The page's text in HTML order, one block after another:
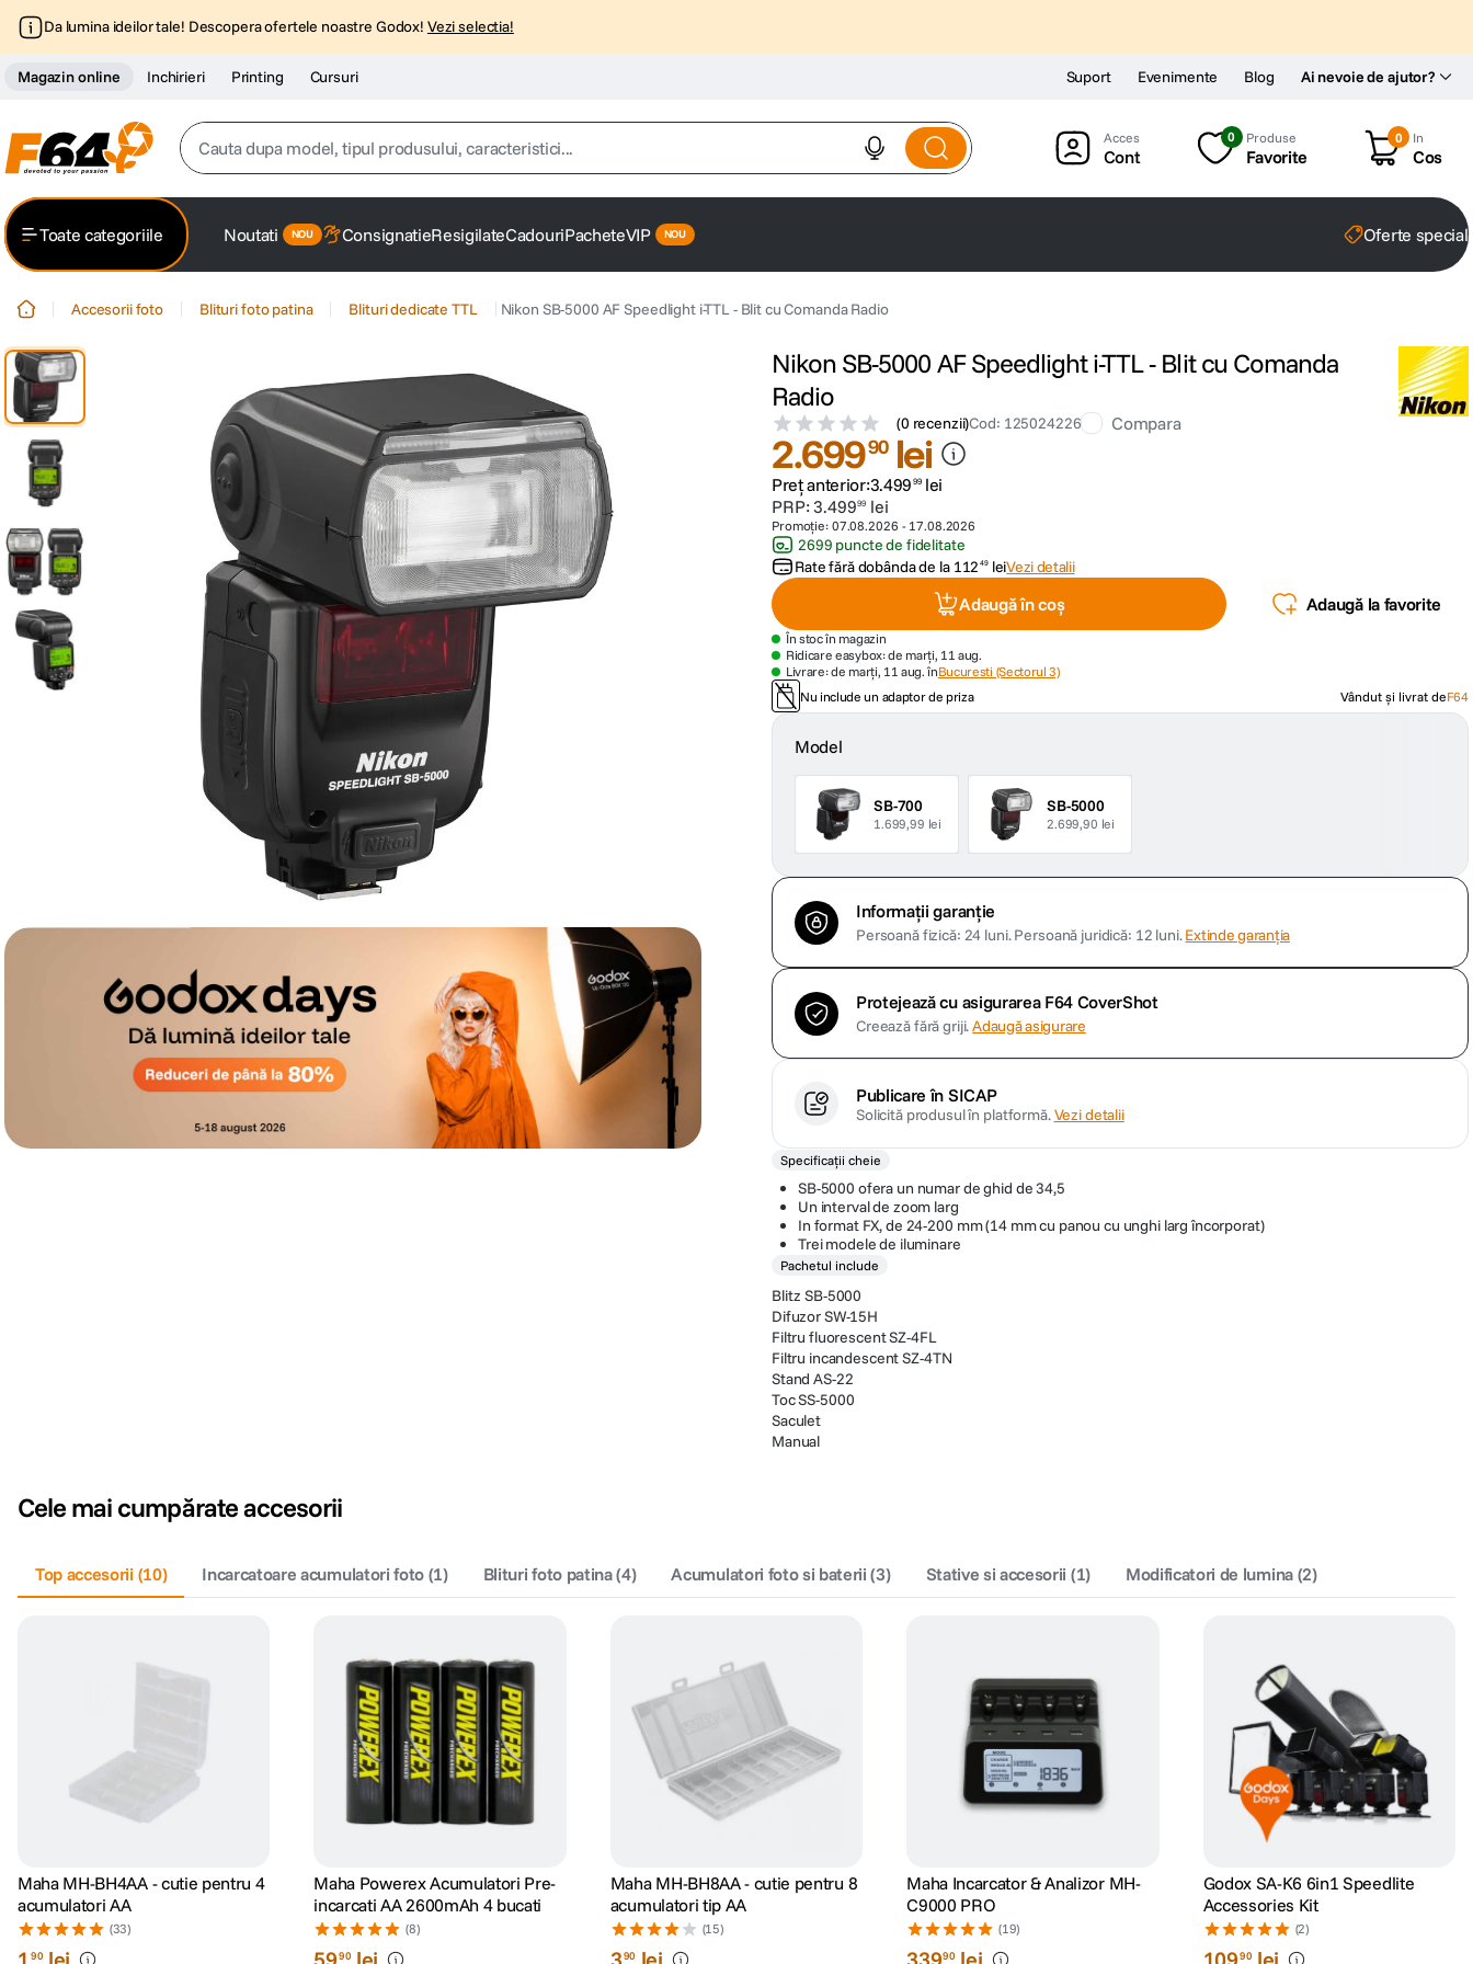
Da lumina ideilor tale! Descopera ofertele noastre Godox! Vezi selectia!
Magazin online Inchirieri Printing Cursuri Ai nevoie de ajutor?
Suport Evenimente Blog
Cauta dupa model, tipul produsului, caracteristici...
2 . trepied
4. peak design
canon sx740 hs
7. card memorie
dji mic mini
9 dji osmo
10
Cont
0 Produse
Favorite
0 In
Cos
Toate categoriile Noutati ConsignatieResigilateCadouriPacheteVIP Oferte
Accesorii foto Blituri foto patina Blituri dedicate TTL Nikon SB-5000 AF Speedlight i-TTL - Blit cu Comanda Radio
Nikon SB-5000 AF Speedlight i-TTL - Blit cu Comanda
Radio
(0 recenzii)Cod: 125024226 Compara
2.69990 lei
Preț anterior:3.499 99 lei
PRP:3.49999 lei
Promoție: 07.08.2026 - 17.08.2026
2699 puncte de fidelitate
Rate fără dobânda de la 112 49 leiVezi detalii
Adaugă în coș Adaugă la favorite
În stoc în magazin
Ridicare easybox: de marți, 11 aug.
Livrare: de marți, 11 aug. înBucuresti (Sectorul 3)
Nu include un adaptor de priza
Vândut și livrat deF64
Model
SB-700
1.699,99 lei
SB-5000
2.699,90 lei
Informații garanție
Persoană fizică: 24 luni.Persoană juridică: 12 luni.Extinde garanția
Protejează cu asigurarea F64 CoverShot
Creează fără griji.Adaugă asigurare
Publicare în SICAP
Solicită produsul în platformă.Vezi detalii
Specificații cheie
SB-5000 ofera un numar de ghid de 34,5
Un interval de zoom larg
In format FX, de 24-200 mm (14 mm cu panou cu unghi larg încorporat)
Trei modele de iluminare
Pachetul include
Blitz SB-5000
Difuzor SW-15H
Filtru fluorescent SZ-4FL
Filtru incandescent SZ-4TN
Stand AS-22
Toc SS-5000
Saculet
Manual
Cele mai cumpărate accesorii
Top accesorii (10) Incarcatoare acumulatori foto (1) Blituri foto patina(4) Acumulatori foto si baterii (3) Stative si accesorii (1) Modificatori de lumina(2)
Maha MH-BH4AA - cutie pentru 4
acumulatori AA
(33)
90
Maha Powerex Acumulatori Pre-
incarcati AA 2600mAh 4 bucati
(8)
90
Maha MH-BH8AA - cutie pentru 8
acumulatori tip AA
(15)
90
Maha Incarcator & Analizor MH-
C9000 PRO
(19)
90
Godox SA-K6 6in1 Speedlite
Accessories Kit
(2)
90